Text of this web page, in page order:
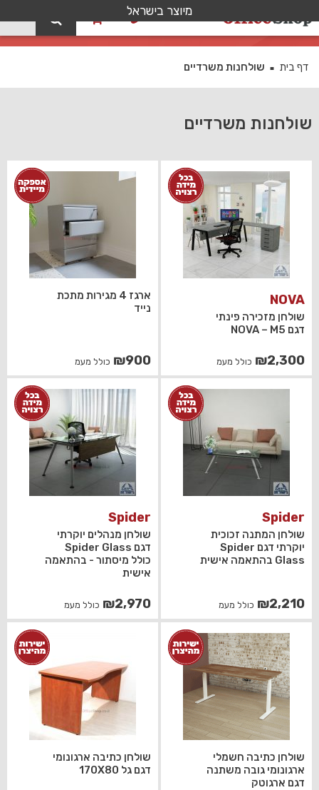
מיוצר בישראל
שולחנות משרדיים
דף בית ■ שולחנות משרדיים
שולחנות משרדיים
NOVA
שולחן מזכירה פינתי
דגם NOVA – M5
₪2,300 כולל מעמ
ארגז 4 מגירות מתכת
נייד
₪900 כולל מעמ
Spider
שולחן המתנה זכוכית
יוקרתי דגם Spider
Glass בהתאמה אישית
₪2,210 כולל מעמ
Spider
שולחן מנהלים יוקרתי
דגם Spider Glass
כולל מיסתור - בהתאמה
אישית
₪2,970 כולל מעמ
שולחן כתיבה חשמלי
ארגונומי גובה משתנה
דגם ארגוטק
שולחן כתיבה ארגונומי
דגם גל 170X80